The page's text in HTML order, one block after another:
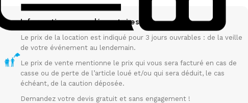
Informations complémentaires
Le prix de la location est indiqué pour 3 jours ouvrables : de la veille
de votre événement au lendemain.
Le prix de vente mentionne le prix qui vous sera facturé en cas de
casse ou de perte de l’article loué et/ou qui sera déduit, le cas
échéant, de la caution déposée.
Demandez votre devis gratuit et sans engagement !